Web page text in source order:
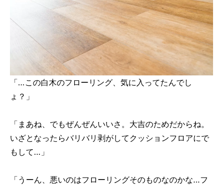
「…この白木のフローリング、気に入ってたんでし
ょ？」
「まあね、でもぜんぜんいいさ。大吉のためだからね。
いざとなったらバリバリ剥がしてクッションフロアにで
もして…」
「うーん、悪いのはフローリングそのものなのかな…フ